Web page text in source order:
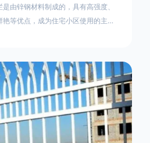
由锌钢材料制成的，具有高强度、
等优点，成为住宅小区使用的主流
行走的边界处，这就需要锌钢草坪
滑，减少人员不小心碰触锌钢草坪护
土木建筑为砖砌或混凝土浇筑奠定